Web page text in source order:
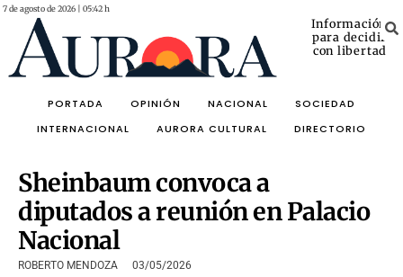
7 de agosto de 2026 | 05:42 h
Información
para decidir
con libertad
PORTADA OPINIÓN NACIONAL
SOCIEDAD
INTERNACIONAL
AURORA CULTURAL DIRECTORIO
Sheinbaum convoca a
diputados a reunión en Palacio
Nacional
ROBERTO MENDOZA 03/05/2026